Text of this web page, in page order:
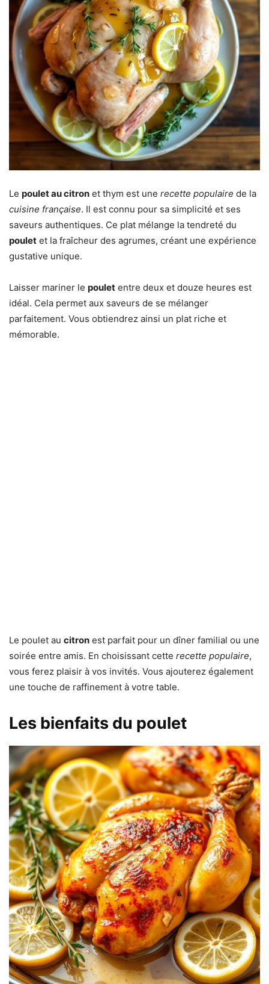
Le poulet au citron et thym est une recette populaire de la
cuisine française. Il est connu pour sa simplicité et ses
saveurs authentiques. Ce plat mélange la tendreté du
poulet et la fraîcheur des agrumes, créant une expérience
gustative unique.
Laisser mariner le poulet entre deux et douze heures est
idéal. Cela permet aux saveurs de se mélanger
parfaitement. Vous obtiendrez ainsi un plat riche et
mémorable.
Le poulet au citron est parfait pour un dîner familial ou une
soirée entre amis. En choisissant cette recette populaire,
vous ferez plaisir à vos invités. Vous ajouterez également
une touche de raffinement à votre table.
Les bienfaits du poulet